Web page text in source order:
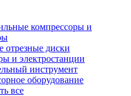
компрессоры и
отрезные диски
и электростанции
инструмент
оборудование
все